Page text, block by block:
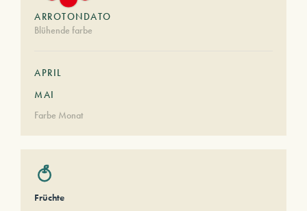
ARROTONDATO
Blühende farbe
APRIL
MAI
Farbe Monat
Früchte